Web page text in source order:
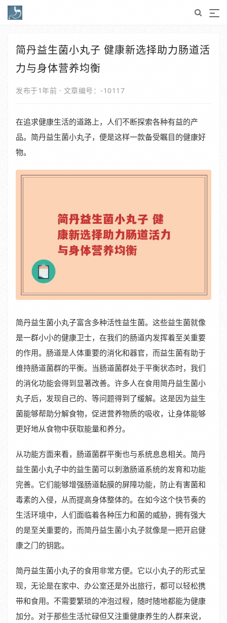
简丹益生菌小丸子 健康新选择助力肠道活
力与身体营养均衡
发布于1年前 · 文章编号：-10117
在追求健康生活的道路上，人们不断探索各种有益的产
品。简丹益生菌小丸子，便是这样一款备受瞩目的健康好
物。
简丹益生菌小丸子富含多种活性益生菌。这些益生菌就像
是一群小小的健康卫士，在我们的肠道内发挥着至关重要
的作用。肠道是人体重要的消化和器官，而益生菌有助于
维持肠道菌群的平衡。当肠道菌群处于平衡状态时，我们
的消化功能会得到显著改善。许多人在食用简丹益生菌小
丸子后，发现自己的、等问题得到了缓解。这是因为益生
菌能够帮助分解食物，促进营养物质的吸收，让身体能够
更好地从食物中获取能量和养分。
从功能方面来看，肠道菌群平衡也与系统息息相关。简丹
益生菌小丸子中的益生菌可以刺激肠道系统的发育和功能
完善。它们能够增强肠道黏膜的屏障功能，防止有害菌和
毒素的入侵，从而提高身体整体的。在如今这个快节奏的
生活环境中，人们面临着各种压力和菌的威胁，拥有强大
的是至关重要的，而简丹益生菌小丸子就像是一把开启健
康之门的钥匙。
简丹益生菌小丸子的食用非常方便。它以小丸子的形式呈
现，无论是在家中、办公室还是外出旅行，都可以轻松携
带和食用。不需要繁琐的冲泡过程，随时随地都能为健康
加分。对于那些生活忙碌但又注重健康养生的人群来说，